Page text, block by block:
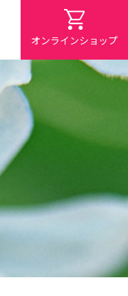
オンラインショップ